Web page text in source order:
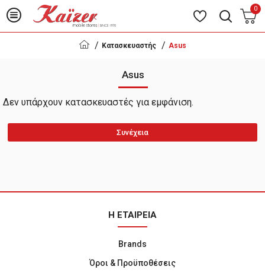
0
Κατασκευαστής Asus
Asus
Δεν υπάρχουν κατασκευαστές για εμφάνιση.
Συνέχεια
Η ΕΤΑΙΡΕΙΑ
Brands
Όροι & Προϋποθέσεις